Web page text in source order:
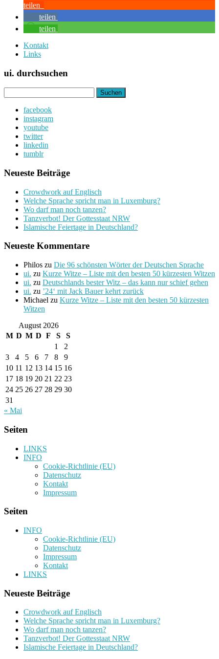
teilen
teilen
teilen
Kontakt
Links
ui. durchsuchen
nach:
facebook
instagram
youtube
twitter
linkedin
tumblr
Neueste Beiträge
Crowdwork auf Englisch
Welche Sprache spricht man in Luxemburg?
Wo darf man noch tanzen?
Tanzverbot! Der Gottesstaat NRW
Islamische Feiertage in Deutschland?
Neueste Kommentare
Philos zu Die 96 schönsten Wörter der Deutschen Sprache
ui. zu Kurze Witze – Liste mit den besten 50 kürzesten Witzen
ui. zu Deutschlands bester Witz – das kann nur schief gehen
ui. zu ’24‘ mit Jack Bauer kehrt zurück
Michael zu Kurze Witze – Liste mit den besten 50 kürzesten
Witzen
August 2026
M D M D F S
S
1
2
3
4 5 6 7 8
9
10 11 12 13 14 15 16
17 18 19 20 21 22 23
24 25 26 27 28 29 30
31
« Mai
Seiten
LINKS
INFO
Cookie-Richtlinie (EU)
Datenschutz
Kontakt
Impressum
Seiten
INFO
Cookie-Richtlinie (EU)
Datenschutz
Impressum
Kontakt
LINKS
Neueste Beiträge
Crowdwork auf Englisch
Welche Sprache spricht man in Luxemburg?
Wo darf man noch tanzen?
Tanzverbot! Der Gottesstaat NRW
Islamische Feiertage in Deutschland?